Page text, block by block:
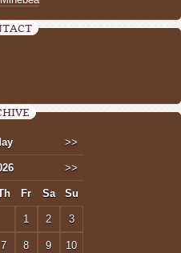
>>
>>
Fr Sa Su
1 2 3
7 8 9 10